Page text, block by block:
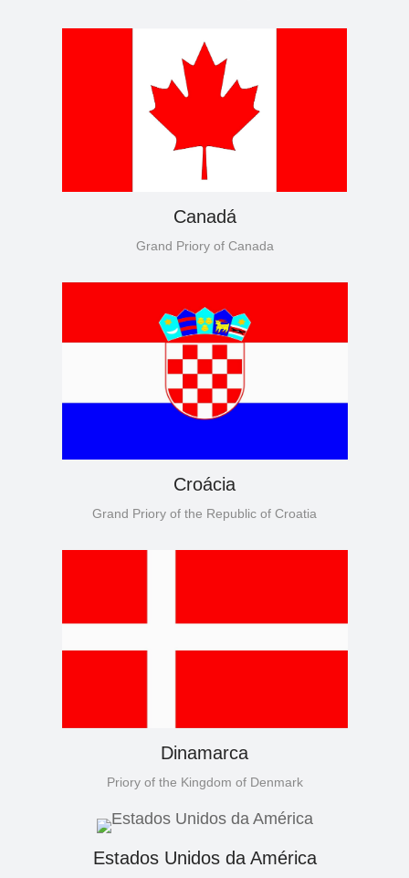
Canadá
Grand Priory of Canada
Croácia
Grand Priory of the Republic of Croatia
Dinamarca
Priory of the Kingdom of Denmark
Estados Unidos da América